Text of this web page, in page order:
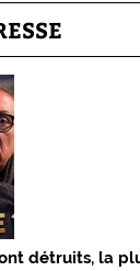
détruits, la